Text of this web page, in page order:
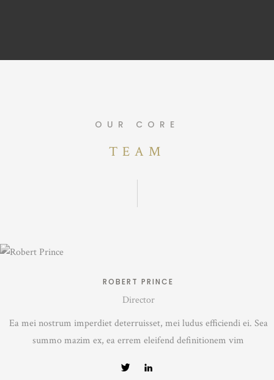
OUR CORE
TEAM
ROBERT PRINCE
Director
Ea mei nostrum imperdiet deterruisset, mei ludus efficiendi ei. Sea
summo mazim ex, ea errem eleifend definitionem vim